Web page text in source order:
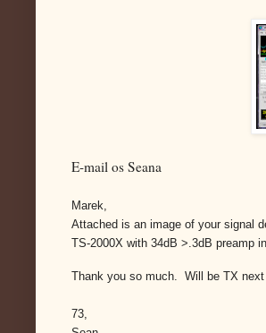
E-mail os Seana
Marek,
Attached is an image of your signal
TS-2000X with 34dB >.3dB preamp
Thank you so much. Will be TX next
73,